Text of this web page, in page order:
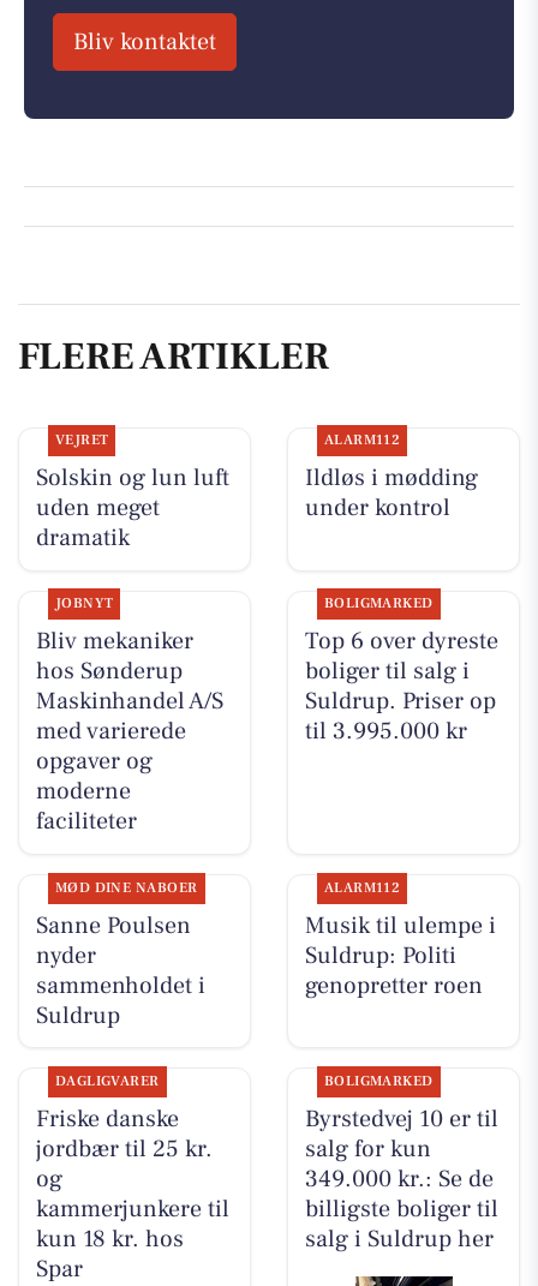
Bliv kontaktet
FLERE ARTIKLER
VEJRET
Solskin og lun luft
uden meget
dramatik
ALARM112
Ildløs i mødding
under kontrol
JOBNYT
Bliv mekaniker
hos Sønderup
Maskinhandel A/S
med varierede
opgaver og
moderne
faciliteter
BOLIGMARKED
Top 6 over dyreste
boliger til salg i
Suldrup. Priser op
til 3.995.000 kr
MØD DINE NABOER
Sanne Poulsen
nyder
sammenholdet i
Suldrup
ALARM112
Musik til ulempe i
Suldrup: Politi
genopretter roen
DAGLIGVARER
Friske danske
jordbær til 25 kr.
og
kammerjunkere til
kun 18 kr. hos
Spar
BOLIGMARKED
Byrstedvej 10 er til
salg for kun
349.000 kr.: Se de
billigste boliger til
salg i Suldrup her